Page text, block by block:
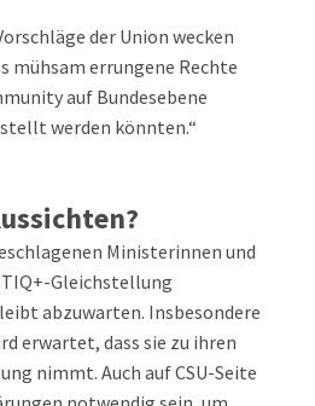
der Union wecken
mühsam errungene Rechte
auf Bundesebene
werden könnten.“
Ministerinnen und
Gleichstellung
abzuwarten. Insbesondere
erwartet, dass sie zu ihren
nimmt. Auch auf CSU-Seite